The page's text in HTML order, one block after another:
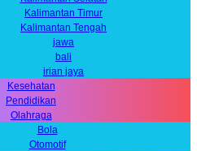
Kalimantan Timur
Kalimantan Tengah
jawa
bali
irian jaya
Kesehatan
Pendidikan
Olahraga
Bola
Otomotif